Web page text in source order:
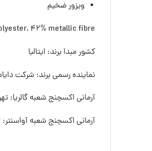
ویزور ضخیم
42% metallic fibre
کشور مبدا برند: ایتالیا
نماینده رسمی برند: شرکت
آرمانی اکسچنج شعبه گالریا:
آرمانی اکسچنج شعبه